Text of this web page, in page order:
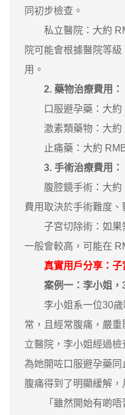
同初步檢查。
私立醫院：大約
院可能會根據醫院等
用。
2. 藥物治療費用：
口服避孕藥：大約
激素類藥物：大約
止痛藥：大約 RMB
3. 手術治療費用：
腹腔鏡手術：大約
費用取決於手術難度、
子宮切除術：如果
一般會較高，可能在
真實用戶分享：
案例一：李小姐
李小姐系一位30歲
常，且經常腹痛，嚴
立醫院，李小姐經過
為她開咗口服避孕藥同
腹痛得到了明顯緩解，
「雖然開始有啲唔